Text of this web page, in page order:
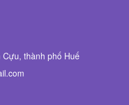
thành phố Huế